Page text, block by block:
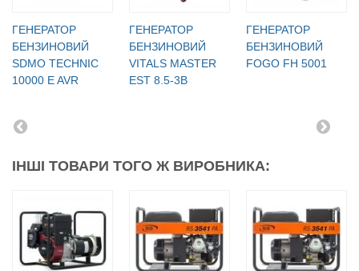
ГЕНЕРАТОР
БЕНЗИНОВИЙ
SDMO TECHNIC
10000 E AVR
ГЕНЕРАТОР
БЕНЗИНОВИЙ
VITALS MASTER
EST 8.5-3B
ГЕНЕРАТОР
БЕНЗИНОВИЙ
FOGO FH 5001
ІНШІ ТОВАРИ ТОГО Ж ВИРОБНИКА: